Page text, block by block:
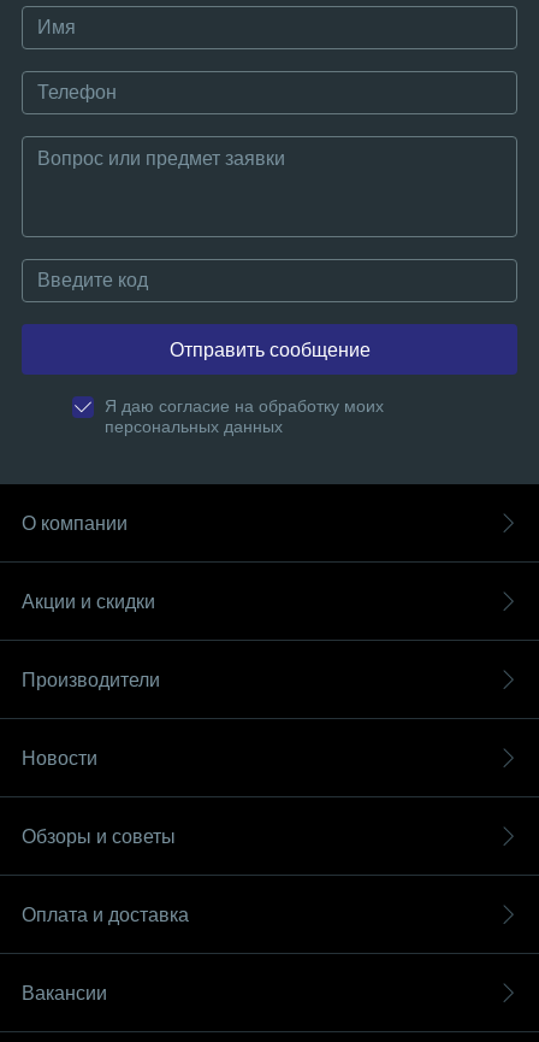
Отправить сообщение
Я даю согласие на обработку моих
персональных данных
О компании
Акции и скидки
Производители
Новости
Обзоры и советы
Оплата и доставка
Вакансии